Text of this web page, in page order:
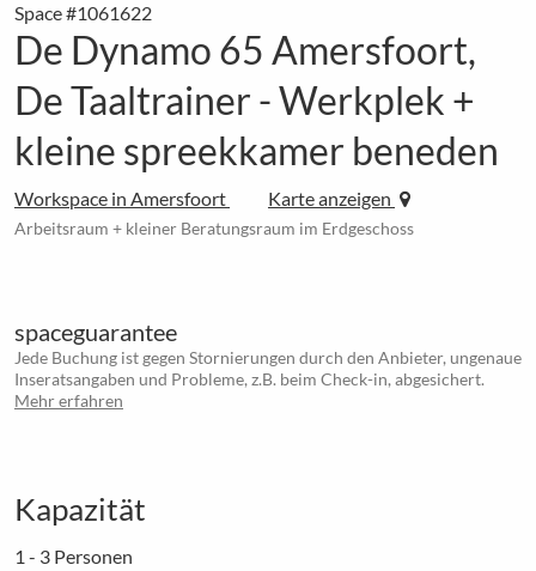
Space #1061622
De Dynamo 65 Amersfoort,
De Taaltrainer - Werkplek +
kleine spreekkamer beneden
Workspace in Amersfoort Karte anzeigen
Arbeitsraum + kleiner Beratungsraum im Erdgeschoss
spaceguarantee
Jede Buchung ist gegen Stornierungen durch den Anbieter, ungenaue
Inseratsangaben und Probleme, z.B. beim Check-in, abgesichert.
Mehr erfahren
Kapazität
1 - 3 Personen